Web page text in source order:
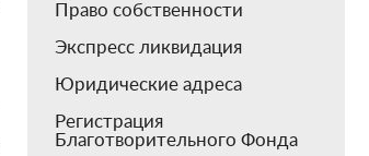
Право собственности
Экспресс ликвидация
Юридические адреса
Регистрация
Благотворительного Фонда